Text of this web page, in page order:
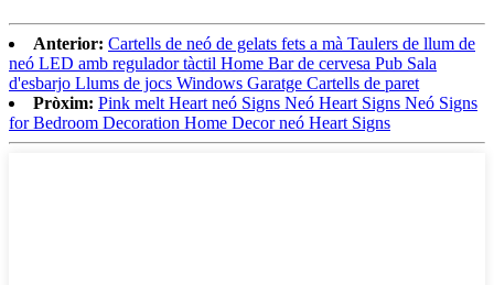
Anterior: Cartells de neó de gelats fets a mà Taulers de llum de
neó LED amb regulador tàctil Home Bar de cervesa Pub Sala
d'esbarjo Llums de jocs Windows Garatge Cartells de paret
Pròxim: Pink melt Heart neó Signs Neó Heart Signs Neó Signs
for Bedroom Decoration Home Decor neó Heart Signs